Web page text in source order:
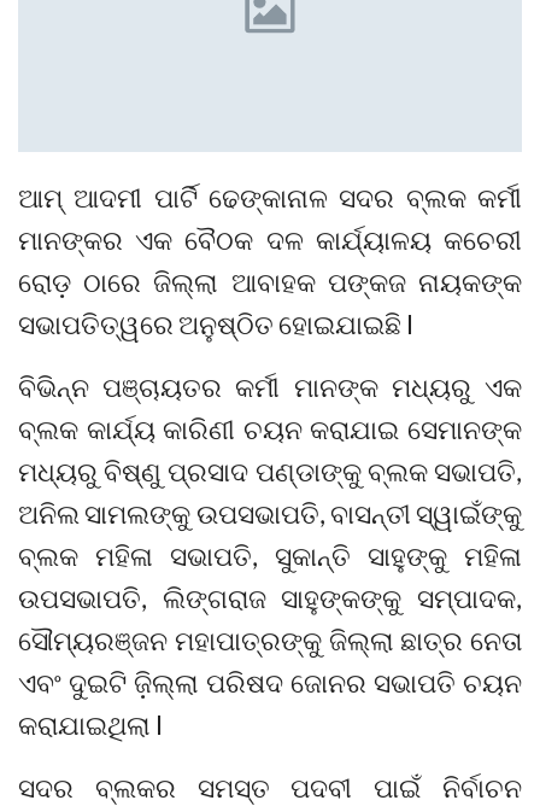
ଆମ୍ ଆଦମୀ ପାର୍ଟି ଢେଙ୍କାନାଳ ସଦର ବ୍ଲକ କର୍ମୀ
ମାନଙ୍କର ଏକ ବୈଠକ ଦଳ କାର୍ଯ୍ୟାଳୟ କଚେରୀ
ରୋଡ଼ ଠାରେ ଜିଲ୍ଲା ଆବାହକ ପଙ୍କଜ ନାୟକଙ୍କ
ସଭାପତିତ୍ୱରେ ଅନୁଷ୍ଠିତ ହୋଇଯାଇଛି l
ବିଭିନ୍ନ ପଞ୍ଚାୟତର କର୍ମୀ ମାନଙ୍କ ମଧ୍ୟରୁ ଏକ
ବ୍ଲକ କାର୍ଯ୍ୟ କାରିଣୀ ଚୟନ କରାଯାଇ ସେମାନଙ୍କ
ମଧ୍ୟରୁ ବିଷ୍ଣୁ ପ୍ରସାଦ ପଣ୍ଡାଙ୍କୁ ବ୍ଲକ ସଭାପତି,
ଅନିଲ ସାମଲଙ୍କୁ ଉପସଭାପତି, ବାସନ୍ତୀ ସ୍ୱାଇଁଙ୍କୁ
ବ୍ଲକ ମହିଳା ସଭାପତି, ସୁକାନ୍ତି ସାହୁଙ୍କୁ ମହିଳା
ଉପସଭାପତି, ଲିଙ୍ଗରାଜ ସାହୁଙ୍କଙ୍କୁ ସମ୍ପାଦକ,
ସୌମ୍ୟରଞ୍ଜନ ମହାପାତ୍ରଙ୍କୁ ଜିଲ୍ଲା ଛାତ୍ର ନେତା
ଏବଂ ଦୁଇଟି ଜ଼ିଲ୍ଲା ପରିଷଦ ଜୋନର ସଭାପତି ଚୟନ
କରାଯାଇଥିଲା l
ସଦର ବ୍ଲକର ସମସ୍ତ ପଦବୀ ପାଇଁ ନିର୍ବାଚନ